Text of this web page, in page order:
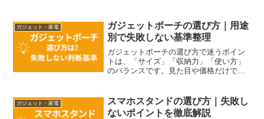
似た製品が多く、違いが分かりにくいた
め、自分の用途に合う...
ガジェット・家電
ガジェットポーチの選び方｜用途
別で失敗しない基準整理
ガジェットポーチの選び方で迷うポイン
トは、「サイズ」「収納力」「使い方」
のバランスです。見た目や価格だけで選
出やすくなります。この記事では、ガジ
ェットポーチの選び方を「...
ガジェット・家電
スマホスタンドの選び方｜失敗し
ないポイントを徹底解説